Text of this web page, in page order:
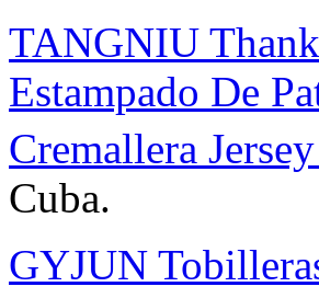
TANGNIU
Estampado De
Cremallera
Cuba.
GYJUN